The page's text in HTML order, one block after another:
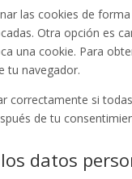
las cookies de
Otra opción es
una cookie. Para
tu navegador.
correctamente si
de tu
datos